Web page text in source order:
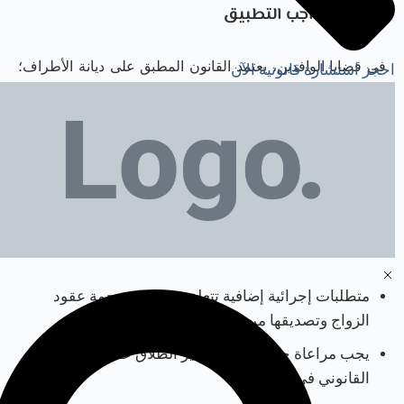
احجز استشارة قانونية الآن
القانون الواجب التطبيق
في قضايا الوافدين، يعتمد القانون المطبق على ديانة الأطراف؛
مع النظام العام في الدولة.
الطلاق للمقيمين والوافدين
متطلبات إجرائية إضافية تتعلق بضرورة ترجمة عقود
الزواج وتصديقها من السفارات ووزارة الخارجية.
يجب مراعاة حالة الإقامة وتأثير الطلاق على وضع التواجد
القانوني في الدولة.